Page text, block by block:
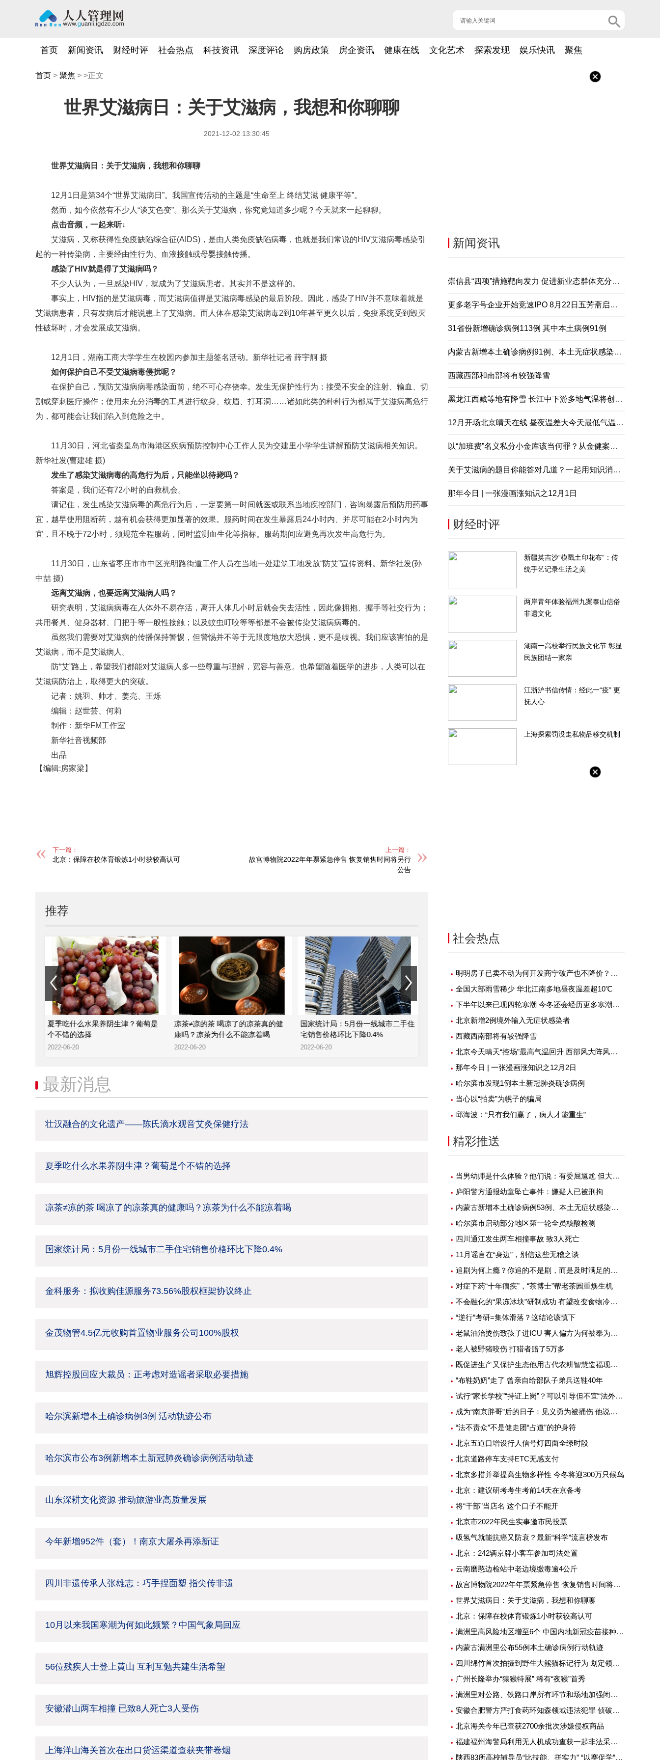
首页 新闻资讯 财经时评 社会热点 科技资讯 深度评论 购房政策 房企资讯 健康在线 文化艺术 探索发现 娱乐快讯 聚焦
首页 > 聚焦 > >正文
世界艾滋病日：关于艾滋病，我想和你聊聊
2021-12-02 13:30:45
世界艾滋病日：关于艾滋病，我想和你聊聊
12月1日是第34个“世界艾滋病日”。我国宣传活动的主题是“生命至上 终结艾滋 健康平等”。
然而，如今依然有不少人“谈艾色变”。那么关于艾滋病，你究竟知道多少呢？今天就来一起聊聊。
点击音频，一起来听↓
艾滋病，又称获得性免疫缺陷综合征(AIDS)，是由人类免疫缺陷病毒，也就是我们常说的HIV艾滋病毒感染引
起的一种传染病，主要经由性行为、血液接触或母婴接触传播。
感染了HIV就是得了艾滋病吗？
不少人认为，一旦感染HIV，就成为了艾滋病患者。其实并不是这样的。
事实上，HIV指的是艾滋病毒，而艾滋病值得是艾滋病毒感染的最后阶段。因此，感染了HIV并不意味着就是
艾滋病患者，只有发病后才能说患上了艾滋病。而人体在感染艾滋病毒2到10年甚至更久以后，免疫系统受到毁灭
性破坏时，才会发展成艾滋病。
12月1日，湖南工商大学学生在校园内参加主题签名活动。新华社记者 薛宇舸 摄
如何保护自己不受艾滋病毒侵扰呢？
在保护自己，预防艾滋病病毒感染面前，绝不可心存侥幸。发生无保护性行为；接受不安全的注射、输血、切
割或穿刺医疗操作；使用未充分消毒的工具进行纹身、纹眉、打耳洞……诸如此类的种种行为都属于艾滋病高危行
为，都可能会让我们陷入到危险之中。
11月30日，河北省秦皇岛市海港区疾病预防控制中心工作人员为交建里小学学生讲解预防艾滋病相关知识。
新华社发(曹建雄 摄)
发生了感染艾滋病毒的高危行为后，只能坐以待毙吗？
答案是，我们还有72小时的自救机会。
请记住，发生感染艾滋病毒的高危行为后，一定要第一时间就医或联系当地疾控部门，咨询暴露后预防用药事
宜，越早使用阻断药，越有机会获得更加显著的效果。服药时间在发生暴露后24小时内、并尽可能在2小时内为
宜，且不晚于72小时，须规范全程服药，同时监测血生化等指标。服药期间应避免再次发生高危行为。
11月30日，山东省枣庄市市中区光明路街道工作人员在当地一处建筑工地发放“防艾”宣传资料。新华社发(孙
中喆 摄)
远离艾滋病，也要远离艾滋病人吗？
研究表明，艾滋病病毒在人体外不易存活，离开人体几小时后就会失去活性，因此像拥抱、握手等社交行为；
共用餐具、健身器材、门把手等一般性接触；以及蚊虫叮咬等等都是不会被传染艾滋病病毒的。
虽然我们需要对艾滋病的传播保持警惕，但警惕并不等于无限度地放大恐惧，更不是歧视。我们应该害怕的是
艾滋病，而不是艾滋病人。
防“艾”路上，希望我们都能对艾滋病人多一些尊重与理解，宽容与善意。也希望随着医学的进步，人类可以在
艾滋病防治上，取得更大的突破。
记者：姚羽、帅才、姜亮、王烁
编辑：赵世芸、何莉
制作：新华FM工作室
新华社音视频部
出品
【编辑:房家梁】
下一篇：
北京：保障在校体育锻炼1小时获较高认可
上一篇：
故宫博物院2022年年票紧急停售 恢复销售时间将另行
公告
推荐
夏季吃什么水果养阴生津？葡萄是
个不错的选择
2022-06-20
凉茶≠凉的茶 喝凉了的凉茶真的健
康吗？凉茶为什么不能凉着喝
2022-06-20
国家统计局：5月份一线城市二手住
宅销售价格环比下降0.4%
2022-06-20
金科服务：拟收购佳源服务73.56%
股权框架协议终止
2022-06-20
金茂物管4.5亿元收购首置物业
2022-06-20
最新消息
壮汉融合的文化遗产——陈氏滴水观音艾灸保健疗法
夏季吃什么水果养阴生津？葡萄是个不错的选择
凉茶≠凉的茶 喝凉了的凉茶真的健康吗？凉茶为什么不能凉着喝
国家统计局：5月份一线城市二手住宅销售价格环比下降0.4%
金科服务：拟收购佳源服务73.56%股权框架协议终止
金茂物管4.5亿元收购首置物业服务公司100%股权
旭辉控股回应大裁员：正考虑对造谣者采取必要措施
哈尔滨新增本土确诊病例3例 活动轨迹公布
哈尔滨市公布3例新增本土新冠肺炎确诊病例活动轨迹
山东深耕文化资源 推动旅游业高质量发展
今年新增952件（套）！南京大屠杀再添新证
四川非遗传承人张雄志：巧手捏面塑 指尖传非遗
10月以来我国寒潮为何如此频繁？中国气象局回应
56位残疾人士登上黄山 互利互勉共建生活希望
安徽潜山两车相撞 已致8人死亡3人受伤
上海洋山海关首次在出口货运渠道查获夹带卷烟
新闻资讯
崇信县“四项”措施靶向发力 促进新业态群体充分就业
更多老字号企业开始竞速IPO 8月22日五芳斋启动申购
31省份新增确诊病例113例 其中本土病例91例
内蒙古新增本土确诊病例91例、本土无症状感染者2例
西藏西部和南部将有较强降雪
黑龙江西藏等地有降雪 长江中下游多地气温将创下半年来新低
12月开场北京晴天在线 昼夜温差大今天最低气温仅-5℃
以“加班费”名义私分小金库该当何罪？从金健案说起
关于艾滋病的题目你能答对几道？一起用知识消除误解
那年今日 | 一张漫画涨知识之12月1日
财经时评
新疆英吉沙“模戳土印花布”：传
统手艺记录生活之美
两岸青年体验福州九案泰山信俗
非遗文化
湖南一高校举行民族文化节 彰显
民族团结一家亲
江浙沪书信传情：经此一“疫” 更
抚人心
上海探索罚没走私物品移交机制
社会热点
明明房子已卖不动为何开发商宁破产也不降价？究竟是什么原因？
全国大部雨雪稀少 华北江南多地昼夜温差超10℃
下半年以来已现四轮寒潮 今冬还会经历更多寒潮吗？
北京新增2例境外输入无症状感染者
西藏西南部将有较强降雪
北京今天晴天“控场”最高气温回升 西部风大阵风七级左右
那年今日 | 一张漫画涨知识之12月2日
哈尔滨市发现1例本土新冠肺炎确诊病例
当心以“拍卖”为幌子的骗局
邱海波：“只有我们赢了，病人才能重生”
精彩推送
当男幼师是什么体验？他们说：有委屈尴尬 但大部分是幸福
庐阳警方通报幼童坠亡事件：嫌疑人已被刑拘
内蒙古新增本土确诊病例53例、本土无症状感染者1例
哈尔滨市启动部分地区第一轮全员核酸检测
四川通江发生两车相撞事故 致3人死亡
11月谣言在“身边”，别信这些无稽之谈
追剧为何上瘾？你追的不是剧，而是及时满足的快感
对症下药“十年痼疾”，“茶博士”帮老茶园重焕生机
不会融化的“果冻冰块”研制成功 有望改变食物冷藏方式
“逆行”考研=集体滑落？这结论该慎下
老鼠油治烫伤致孩子进ICU 害人偏方为何被奉为灵丹妙药
老人被野猪咬伤 打猎者赔了5万多
既促进生产又保护生态他用古代农耕智慧造福现代农业
“布鞋奶奶”走了 曾亲自给部队子弟兵送鞋40年
试行“家长学校”“持证上岗”？可以引导但不宜“法外加槛”
成为“南京胖哥”后的日子：见义勇为被捅伤 他说不后悔
“法不责众”不是健走团“占道”的护身符
北京五道口增设行人信号灯四面全绿时段
北京道路停车支持ETC无感支付
北京多措并举提高生物多样性 今冬将迎300万只候鸟
北京：建议研考考生考前14天在京备考
将“干部”当店名 这个口子不能开
北京市2022年民生实事邀市民投票
吸氢气就能抗癌又防衰？最新“科学”流言榜发布
北京：242辆京牌小客车参加司法处置
云南磨憨边检站中老边境缴毒逾4公斤
故宫博物院2022年年票紧急停售 恢复销售时间将另行公告
世界艾滋病日：关于艾滋病，我想和你聊聊
北京：保障在校体育锻炼1小时获较高认可
满洲里高风险地区增至6个 中国内地新冠疫苗接种超25亿剂次
内蒙古满洲里公布55例本土确诊病例行动轨迹
四川绵竹首次拍摄到野生大熊猫标记行为 划定领地或吸引异性
广州长隆举办“猿猴特展” 稀有“夜猴”首秀
满洲里对公路、铁路口岸所有环节和场地加强闭环管理
安徽合肥警方严打食药环知森领域违法犯罪 侦破重特大案件14起
北京海关今年已查获2700余批次涉嫌侵权商品
福建福州海警局利用无人机成功查获一起非法采矿案
陕西83所高校辅导员“比技能、拼实力” “以赛促学”提升专业素质